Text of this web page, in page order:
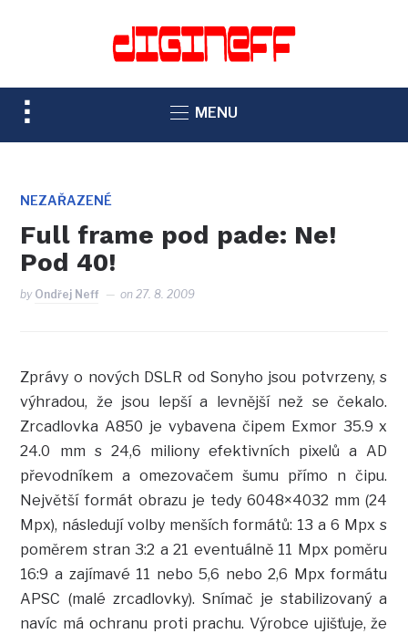
TOGGLE
SIDEBAR
NAVIGATION
MENU
NEZAŘAZENÉ
Full frame pod pade: Ne!
Pod 40!
by Ondřej Neff on27. 8. 2009
Zprávy o nových DSLR od Sonyho jsou potvrzeny, s
výhradou, že jsou lepší a levnější než se čekalo.
Zrcadlovka A850 je vybavena čipem Exmor 35.9 x
24.0 mm s 24,6 miliony efektivních pixelů a AD
převodníkem a omezovačem šumu přímo n čipu.
Největší formát obrazu je tedy 6048×4032 mm (24
Mpx), následují volby menších formátů: 13 a 6 Mpx s
poměrem stran 3:2 a 21 eventuálně 11 Mpx poměru
16:9 a zajímavé 11 nebo 5,6 nebo 2,6 Mpx formátu
APSC (malé zrcadlovky). Snímač je stabilizovaný a
navíc má ochranu proti prachu. Výrobce ujišťuje, že